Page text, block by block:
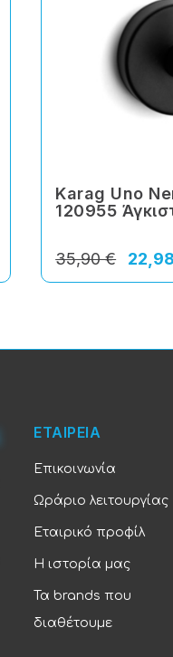
Karag Uno
120955
35,90 €
ΕΤΑΙΡΕΙΑ
Επικοινωνία
Ωράριο λειτουργίας
Εταιρικό προφίλ
Η ιστορία μας
Τα brands που
διαθέτουμε